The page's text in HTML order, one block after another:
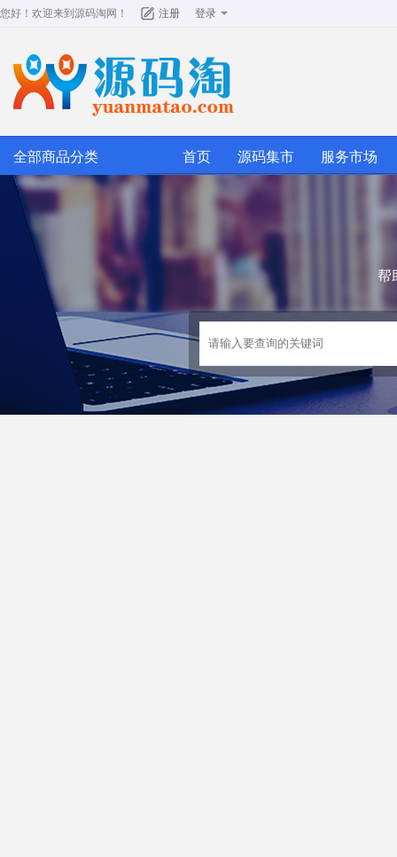
您好！欢迎来到 源码淘网 ！ 注册 登录
全部商品分类 首页 源码集市 服务市场
帮